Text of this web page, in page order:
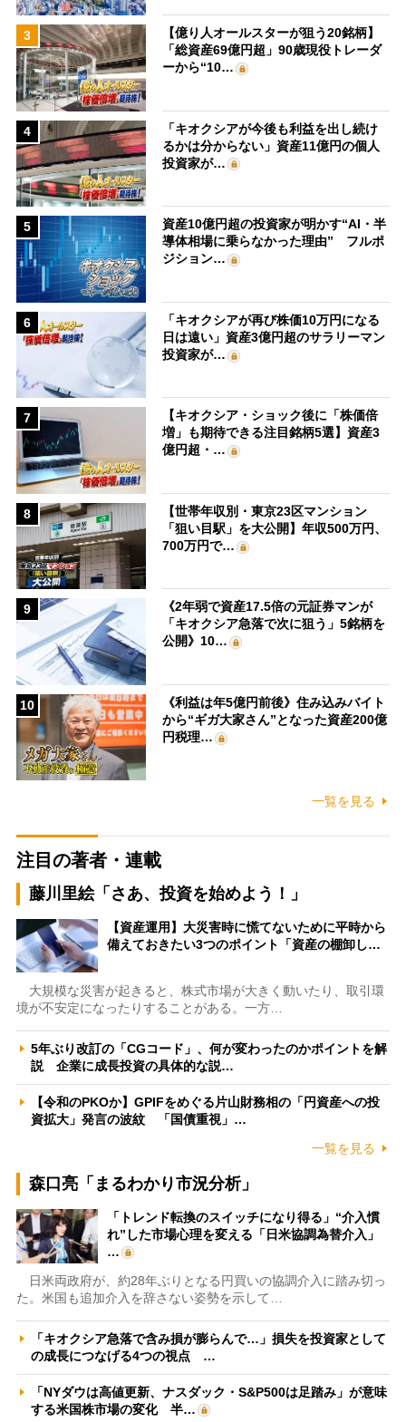
3
【億り人オールスターが狙う20銘柄】
「総資産69億円超」90歳現役トレーダ
ーから“10…
4
「キオクシアが今後も利益を出し続け
るかは分からない」資産11億円の個人
投資家が…
5
資産10億円超の投資家が明かす“AI・半
導体相場に乗らなかった理由” フルポ
ジション…
6
「キオクシアが再び株価10万円になる
日は遠い」資産3億円超のサラリーマン
投資家が…
7
【キオクシア・ショック後に「株価倍
増」も期待できる注目銘柄5選】資産3
億円超・…
8
【世帯年収別・東京23区マンション
「狙い目駅」を大公開】年収500万円、
700万円で…
9
《2年弱で資産17.5倍の元証券マンが
「キオクシア急落で次に狙う」5銘柄を
公開》10…
10
《利益は年5億円前後》住み込みバイト
から“ギガ大家さん”となった資産200億
円税理…
一覧を見る
注目の著者・連載
藤川里絵「さあ、投資を始めよう！」
【資産運用】大災害時に慌てないために平時から
備えておきたい3つのポイント「資産の棚卸し…
大規模な災害が起きると、株式市場が大きく動いたり、取引環
境が不安定になったりすることがある。一方…
5年ぶり改訂の「CGコード」、何が変わったのかポイントを解
説 企業に成長投資の具体的な説…
【令和のPKOか】GPIFをめぐる片山財務相の「円資産への投
資拡大」発言の波紋 「国債重視」…
一覧を見る
森口亮「まるわかり市況分析」
「トレンド転換のスイッチになり得る」“介入慣
れ”した市場心理を変える「日米協調為替介入」
…
日米両政府が、約28年ぶりとなる円買いの協調介入に踏み切っ
た。米国も追加介入を辞さない姿勢を示して…
「キオクシア急落で含み損が膨らんで…」損失を投資家として
の成長につなげる4つの視点 …
「NYダウは高値更新、ナスダック・S&P500は足踏み」が意味
する米国株市場の変化 半…